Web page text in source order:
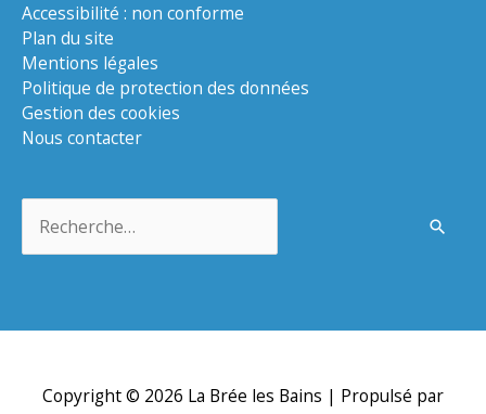
Accessibilité : non conforme
Plan du site
Mentions légales
Politique de protection des données
Gestion des cookies
Nous contacter
Copyright © 2026 La Brée les Bains | Propulsé par